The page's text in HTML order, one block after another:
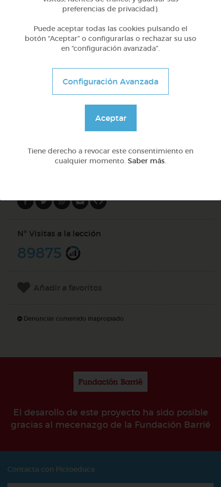
1º Primaria (6-7 años)
Geometría y fotografía
DOCS (2)
Nº Visitas a la lección
89875
Añadir a favoritos
Denunciar contenido inapropiado
El desarollo de este proyecto ha sido posible
gracias al mecenazgo de la Fundación Barrié
Contacta con Pictoeduca
preferencias de privacidad).
Puede aceptar todas las cookies pulsando el
botón “Aceptar” o configurarlas o rechazar su uso
en “configuración avanzada”.
Configuración Avanzada
Aceptar
Tiene derecho a revocar este consentimiento en
cualquier momento. Saber más.